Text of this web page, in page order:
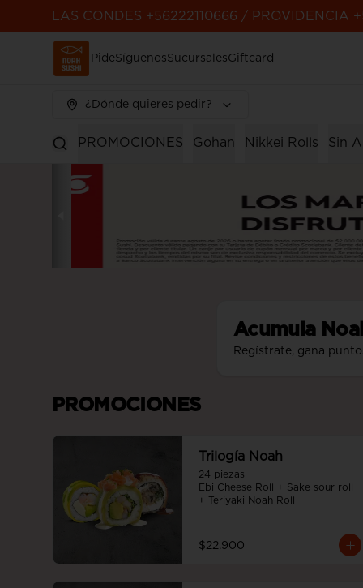
LAS CONDES +56222110666 /
PideSíguenosSucursalesGiftcard
¿Dónde quieres pedir?
PROMOCIONES Gohan Nikkei Rolls Sin
Acumula
Regístrate, gana
PROMOCIONES
Trilogía Noah
24 piezas
Ebi Cheese Roll + Sake sour roll
+ Teriyaki Noah Roll
$22.900